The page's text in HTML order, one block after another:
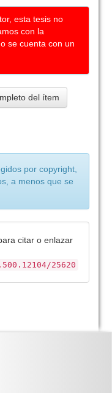
esta tesis no
con la
se cuenta con un
del ítem
por copyright,
a menos que se
citar o enlazar
25620